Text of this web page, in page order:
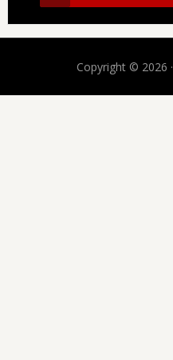
Copyright © 2026 ·